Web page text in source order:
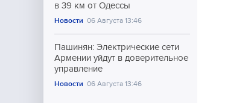
в 39 км от Одессы
Новости 06 Августа 13:46
Пашинян: Электрические сети
Армении уйдут в доверительное
управление
Новости 06 Августа 13:46